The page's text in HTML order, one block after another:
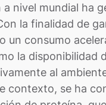
nivel mundial ha
la finalidad de
un consumo
la disponibilidad
al
contexto, se ha